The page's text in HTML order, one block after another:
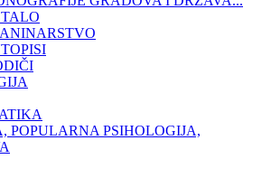
POPULARNA PSIHOLOGIJA,